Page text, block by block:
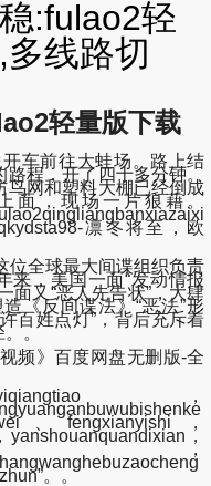
:fulao2轻
线路切
轻量版下载
车前往大蛙场。路上结
路程，开了四十多分钟。
鸟网和塑料大棚已经倒成
面，现场一片狼藉。
凛冬将至，欧
全球最大间谍组织负责
来，美国一面“发动情报
面又“恶人先告状”，大肆
《反间谍法》“恶法”形
百姓点灯”，背后充斥着
。。
频》百度网盘无删版-全
，
、fengxianyishi，
，
，
。。